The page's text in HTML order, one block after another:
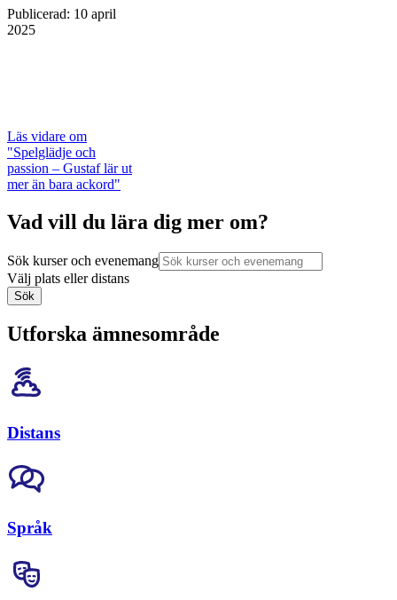
Publicerad: 10 april
2025
Läs vidare om
"Spelglädje och
passion – Gustaf lär ut
mer än bara ackord"
Vad vill du lära dig mer om?
Sök kurser och evenemang
Välj plats eller distans
Sök
Utforska ämnesområde
Distans
Språk